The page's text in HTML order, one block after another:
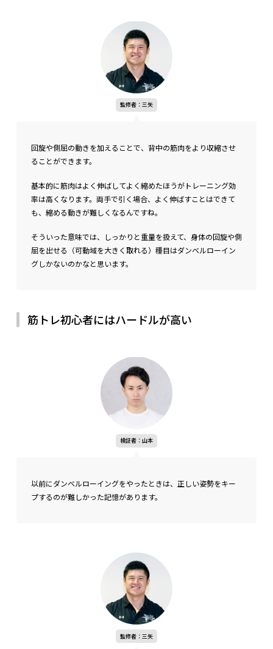
監修者：三矢
回旋や側屈の動きを加えることで、背中の筋肉をより収縮させ
ることができます。
基本的に筋肉はよく伸ばしてよく縮めたほうがトレーニング効
率は高くなります。両手で引く場合、よく伸ばすことはできて
も、縮める動きが難しくなるんですね。
そういった意味では、しっかりと重量を扱えて、身体の回旋や側
屈を出せる（可動域を大きく取れる）種目はダンベルローイン
グしかないのかなと思います。
筋トレ初心者にはハードルが高い
検証者：山本
以前にダンベルローイングをやったときは、正しい姿勢をキー
プするのが難しかった記憶があります。
監修者：三矢